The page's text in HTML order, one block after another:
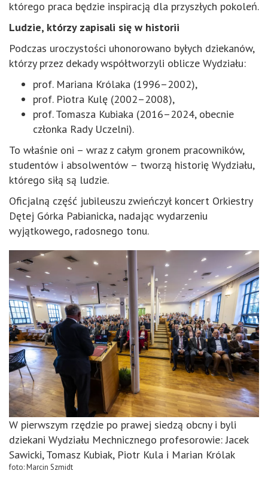
którego praca będzie inspiracją dla przyszłych pokoleń.
Ludzie, którzy zapisali się w historii
Podczas uroczystości uhonorowano byłych dziekanów,
którzy przez dekady współtworzyli oblicze Wydziału:
prof. Mariana Królaka (1996–2002),
prof. Piotra Kulę (2002–2008),
prof. Tomasza Kubiaka (2016–2024, obecnie
członka Rady Uczelni).
To właśnie oni – wraz z całym gronem pracowników,
studentów i absolwentów – tworzą historię Wydziału,
którego siłą są ludzie.
Oficjalną część jubileuszu zwieńczył koncert Orkiestry
Dętej Górka Pabianicka, nadając wydarzeniu
wyjątkowego, radosnego tonu.
W pierwszym rzędzie po prawej siedzą obcny i byli
dziekani Wydziału Mechnicznego profesorowie: Jacek
Sawicki, Tomasz Kubiak, Piotr Kula i Marian Królak
foto: Marcin Szmidt